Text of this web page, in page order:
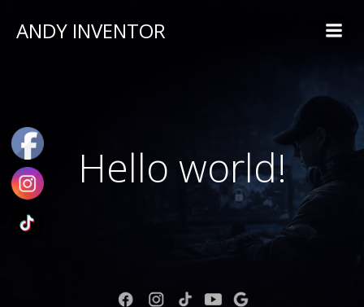
ANDY INVENTOR
Hello world!